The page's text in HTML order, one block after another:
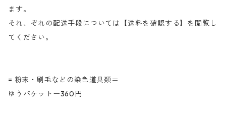
ます。
それ、ぞれの配送手段については【送料を確認する】を閲覧し
てください。
= 粉末・刷毛などの染色道具類＝
ゆうパケットー360円